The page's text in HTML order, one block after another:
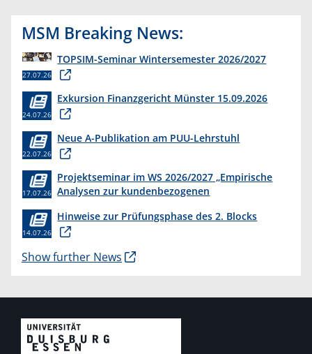
MSM Breaking News:
TOPSIM-Seminar Wintersemester 2026/2027
27.07.26
Exkursion Finanzgericht Münster 15.09.2026
24.07.26
Neue A-Publikation am PUU-Lehrstuhl
22.07.26
Projektseminar im WS 2026/2027 „Empirische
Analysen zur kundenbezogenen
17.07.26
Hinweise zur Prüfungsphase des 2. Blocks
14.07.26
Show further News